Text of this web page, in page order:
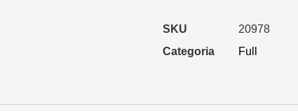
SKU
20978
Categoria
Full